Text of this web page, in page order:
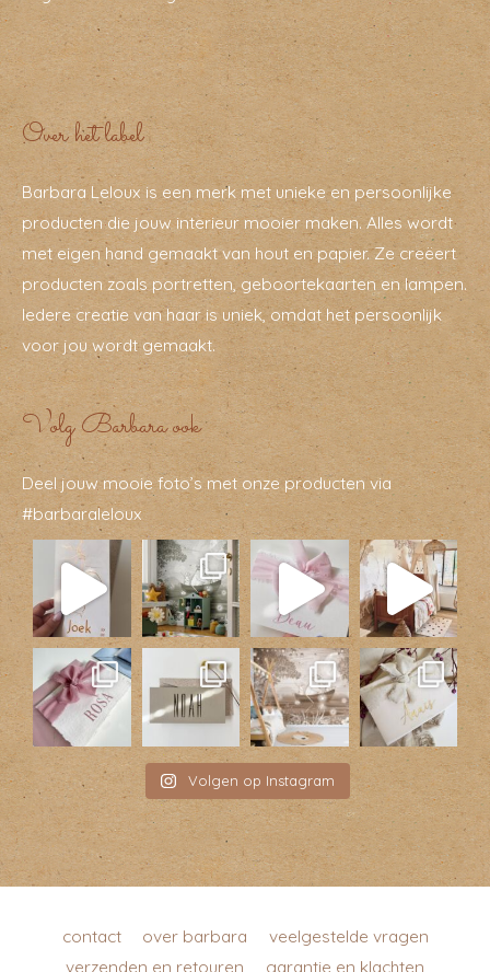
Over het label
Barbara Leloux is een merk met unieke en persoonlijke
producten die jouw interieur mooier maken. Alles wordt
met eigen hand gemaakt van hout en papier. Ze creëert
producten zoals portretten, geboortekaarten en lampen.
Iedere creatie van haar is uniek, omdat het persoonlijk
voor jou wordt gemaakt.
Volg Barbara ook
Deel jouw mooie foto’s met onze producten via
#barbaraleloux
Volgen op Instagram
contact over barbara
veelgestelde vragen
verzenden en retouren
garantie en klachten